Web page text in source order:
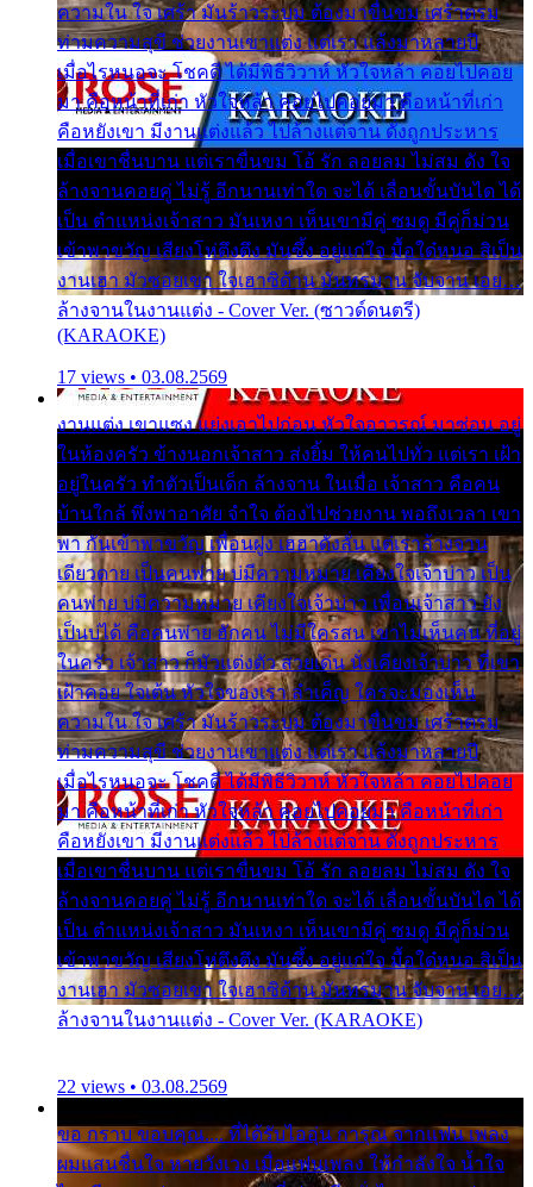
ความใน ใจ เศร้า มันร้าวระบม ต้องมาขื่นขม เศร้าตรม
ท่ามความสุขี ช่วยงานเขาแต่ง แต่เรา แล้งมาหลายปี
เมื่อไรหนอจะ โชคดี ได้มีพิธีวิวาห์ หัวใจหล้า คอยไปคอย
มา คือหน้าที่เก่า หัวใจหล้า คอยไปคอยมา คือหน้าที่เก่า
คือหยังเขา มีงานแต่งแล้ว ไปล้างแต่จาน ดั่งถูกประหาร
เมื่อเขาชื่นบาน แต่เราขื่นขม โอ้ รัก ลอยลม ไม่สม ดัง ใจ
ล้างจานคอยคู่ ไม่รู้ อีกนานเท่าใด จะได้ เลื่อนขั้นบันได ได้
เป็น ตำแหน่งเจ้าสาว มันเหงา เห็นเขามีคู่ ซมดู มีคู่ก็ม่วน
เข้าพาขวัญ เสียงโห่ตึงตึง มันซึ้ง อยู่แก่ใจ มื้อใด๋หนอ สิเป็น
งานเฮา มัวซอยเขา ใจเฮาซิด้าน มันทรมาน จับจาน เอย…
ล้างจานในงานแต่ง - Cover Ver. (ซาวด์ดนตรี)
(KARAOKE)
17 views • 03.08.2569
งานแต่ง เขาแซง แย่งเอาไปก่อน หัวใจอาวรณ์ มาซ่อน อยู่
ในห้องครัว ข้างนอกเจ้าสาว ส่งยิ้ม ให้คนไปทั่ว แต่เรา เฝ้า
อยู่ในครัว ทำตัวเป็นเด็ก ล้างจาน ในเมื่อ เจ้าสาว คือคน
บ้านใกล้ พึ่งพาอาศัย จำใจ ต้องไปช่วยงาน พอถึงเวลา เขา
พา กันเข้าพาขวัญ เพื่อนฝูง เฮฮาดังลั่น แต่เราล้างจาน
เดียวดาย เป็นคนพ่าย บ่มีความหมาย เคียงใจเจ้าบ่าว เป็น
คนพ่าย บ่มีความหมาย เคียงใจเจ้าบ่าว เพื่อนเจ้าสาว ยัง
เป็นบ่ได้ คือคนพ่าย ฮักคน ไม่มีใครสน เขาไม่เห็นคน ที่อยู่
ในครัว เจ้าสาว ก็มัวแต่งตัว สวยเด่น นั่งเคียงเจ้าบ่าว ที่เขา
เฝ้าคอย ใจเต้น หัวใจของเรา ลำเค็ญ ใครจะมองเห็น
ความใน ใจ เศร้า มันร้าวระบม ต้องมาขื่นขม เศร้าตรม
ท่ามความสุขี ช่วยงานเขาแต่ง แต่เรา แล้งมาหลายปี
เมื่อไรหนอจะ โชคดี ได้มีพิธีวิวาห์ หัวใจหล้า คอยไปคอย
มา คือหน้าที่เก่า หัวใจหล้า คอยไปคอยมา คือหน้าที่เก่า
คือหยังเขา มีงานแต่งแล้ว ไปล้างแต่จาน ดั่งถูกประหาร
เมื่อเขาชื่นบาน แต่เราขื่นขม โอ้ รัก ลอยลม ไม่สม ดัง ใจ
ล้างจานคอยคู่ ไม่รู้ อีกนานเท่าใด จะได้ เลื่อนขั้นบันได ได้
เป็น ตำแหน่งเจ้าสาว มันเหงา เห็นเขามีคู่ ซมดู มีคู่ก็ม่วน
เข้าพาขวัญ เสียงโห่ตึงตึง มันซึ้ง อยู่แก่ใจ มื้อใด๋หนอ สิเป็น
งานเฮา มัวซอยเขา ใจเฮาซิด้าน มันทรมาน จับจาน เอย…
ล้างจานในงานแต่ง - Cover Ver. (KARAOKE)
22 views • 03.08.2569
ขอ กราบ ขอบคุณ.... ที่ได้รับไออุ่น การุณ จากแฟน เพลง
ผมแสนชื่นใจ หายวังเวง เมื่อแฟนเพลง ให้กำลังใจ น้ำใจ